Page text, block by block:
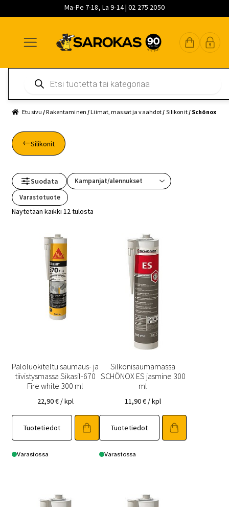
Ma-Pe 7-18, La 9-14 | 02 275 2050
navigointiin
sisältöön
pääsisältöön
search
Etusivu /Rakentaminen /Liimat, massat ja vaahdot / Silikonit/ Schönox
Silikonit
Suodata
Varastotuote
Näytetään kaikki 12 tulosta
Paloluokiteltu saumaus- ja
tiivistysmassa Sikasil-670
Fire white 300 ml
22,90€ / kpl
Tuotetiedot
Varastossa
Silkonisaumamassa
SCHÖNOX ES jasmine 300
ml
11,90€ / kpl
Tuotetiedot
Varastossa